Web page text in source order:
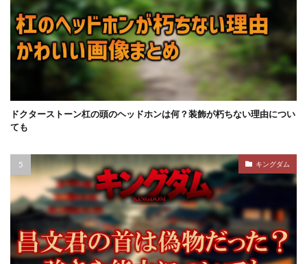
ドクターストーン杠の頭のヘッドホンは何？装飾が朽ちない理由につい
ても
キングダム